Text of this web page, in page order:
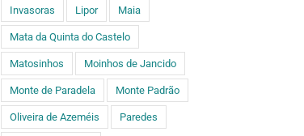
Invasoras Lipor Maia
Mata da Quinta do Castelo
Matosinhos Moinhos de Jancido
Monte de Paradela Monte Padrão
Oliveira de Azeméis Paredes